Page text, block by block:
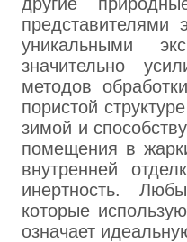
представителями
уникальными
значительно
методов
пористой
зимой и
помещения в
внутренней
инертность.
которые
означает